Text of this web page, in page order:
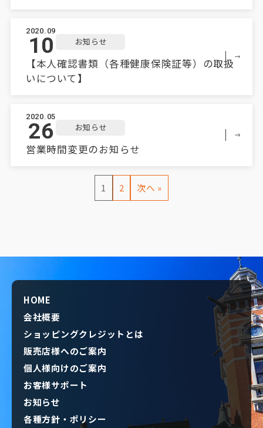
2020.09
10 お知らせ
【本人確認書類（各種健康保険証等）の取扱
いについて】
2020.05
26 お知らせ
営業時間変更のお知らせ
1 2 次へ »
HOME
会社概要
ショッピングクレジットとは
販売店様へのご案内
個人様向けのご案内
お客様サポート
お知らせ
各種方針・ポリシー